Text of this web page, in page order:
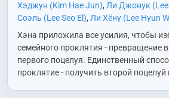
Хэджун (Kim Hae Jun), Ли Джонук
Соэль (Lee Seo El), Ли Хёну (Lee Hyun
Kyu Young)
Пак Хэин (Park Hae In)
Сим Ванджун (Shim Wan Joon)
Син
Сон Ёна (Song Young Ah) , Чо
Джинсе (Cho Jin Se)
Чон Ёнджу (Jung
(Cha Eun Woo)
Ю Сынмок (Yoo Seung
Hyun Soo)
Хэна приложила все усилия, чтобы
семейного проклятия - превращение
первого поцелуя. Единственный
проклятие - получить второй